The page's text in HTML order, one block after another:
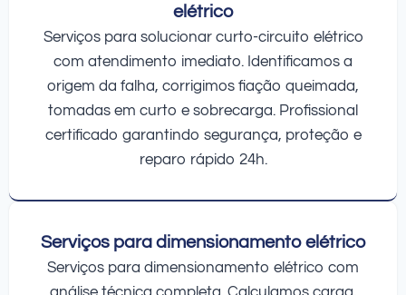
elétrico
Serviços para solucionar curto-circuito elétrico
com atendimento imediato. Identificamos a
origem da falha, corrigimos fiação queimada,
tomadas em curto e sobrecarga. Profissional
certificado garantindo segurança, proteção e
reparo rápido 24h.
Serviços para dimensionamento elétrico
Serviços para dimensionamento elétrico com